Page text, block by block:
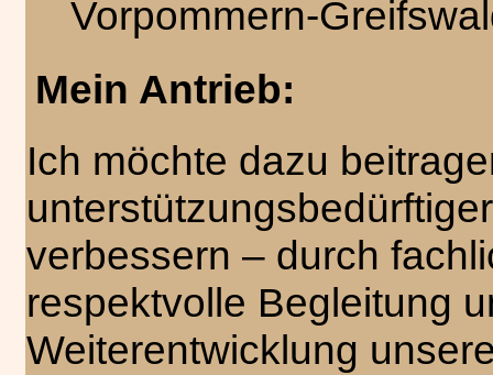
Vorpommern-
Mein Antrieb:
Ich möchte dazu
verbessern – durch
respektvolle Begleitung
Weiterentwicklung